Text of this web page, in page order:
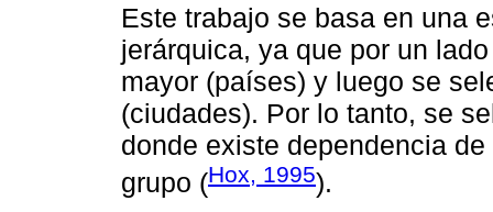
Este trabajo se basa en una
jerárquica, ya que por un
mayor (países) y luego se
(ciudades). Por lo tanto, se
donde existe dependencia
grupo (Hox, 1995).